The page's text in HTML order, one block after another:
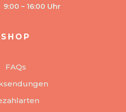
9:00 – 16:00 Uhr
SHOP
FAQs